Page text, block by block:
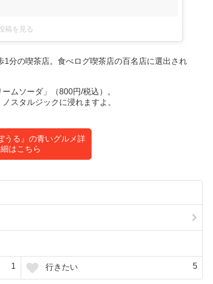
稿を見る
1分の喫茶店。食べログ喫茶店の百名店に選出され
ムソーダ」（800円/税込）。
スタルジックに浸れますよ。
うる』の青いグルメ詳
細はこちら
1 行きたい 5